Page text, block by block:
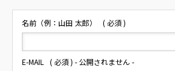
名前（例：山田 太郎） ( 必須 )
E-MAIL ( 必須 ) - 公開されません -